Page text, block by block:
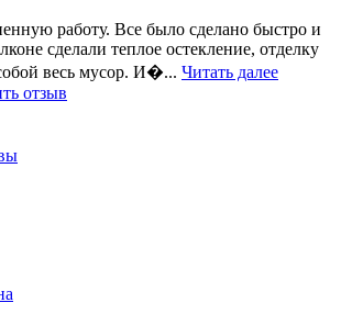
работу. Все было сделано быстро и
сделали теплое остекление, отделку
весь мусор. И�... Читать далее
отзыв